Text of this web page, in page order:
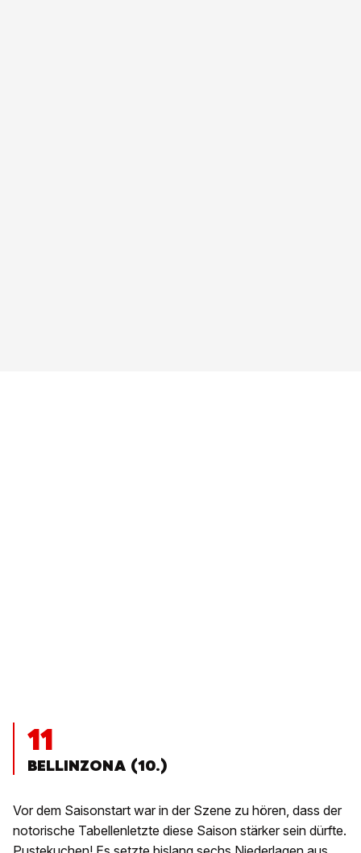
11
BELLINZONA (10.)
Vor dem Saisonstart war in der Szene zu hören, dass der
notorische Tabellenletzte diese Saison stärker sein dürfte.